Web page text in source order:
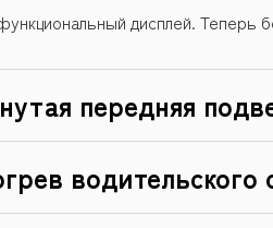
дисплей. Теперь
передняя
водительского